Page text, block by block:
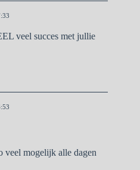
veel succes met jullie
veel mogelijk alle dagen